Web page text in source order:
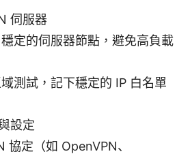
伺服器
定的伺服器節點，避免高負載
測試，記下穩定的 IP 白名單
設定
協定（如 OpenVPN、